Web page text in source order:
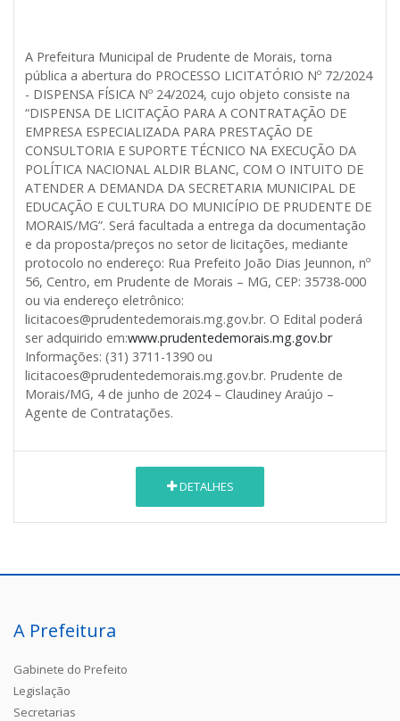
A Prefeitura Municipal de Prudente de Morais, torna
pública a abertura do PROCESSO LICITATÓRIO Nº 72/2024
- DISPENSA FÍSICA Nº 24/2024, cujo objeto consiste na
“DISPENSA DE LICITAÇÃO PARA A CONTRATAÇÃO DE
EMPRESA ESPECIALIZADA PARA PRESTAÇÃO DE
CONSULTORIA E SUPORTE TÉCNICO NA EXECUÇÃO DA
POLÍTICA NACIONAL ALDIR BLANC, COM O INTUITO DE
ATENDER A DEMANDA DA SECRETARIA MUNICIPAL DE
EDUCAÇÃO E CULTURA DO MUNICÍPIO DE PRUDENTE DE
MORAIS/MG”. Será facultada a entrega da documentação
e da proposta/preços no setor de licitações, mediante
protocolo no endereço: Rua Prefeito João Dias Jeunnon, nº
56, Centro, em Prudente de Morais – MG, CEP: 35738-000
ou via endereço eletrônico:
licitacoes@prudentedemorais.mg.gov.br. O Edital poderá
ser adquirido em:www.prudentedemorais.mg.gov.br
Informações: (31) 3711-1390 ou
licitacoes@prudentedemorais.mg.gov.br. Prudente de
Morais/MG, 4 de junho de 2024 – Claudiney Araújo –
Agente de Contratações.
DETALHES
A Prefeitura
Gabinete do Prefeito
Legislação
Secretarias